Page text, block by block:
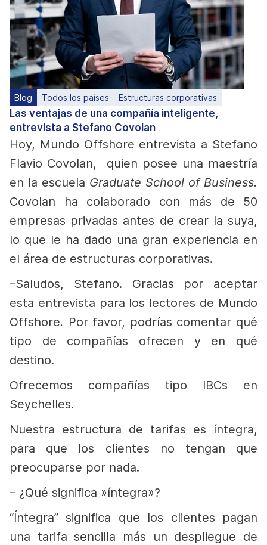
Blog Todos los países Estructuras corporativas
Las ventajas de una compañía inteligente,
entrevista a Stefano Covolan
Hoy, Mundo Offshore entrevista a Stefano
Flavio Covolan, quien posee una maestría
en la escuela Graduate School of Business.
Covolan ha colaborado con más de 50
empresas privadas antes de crear la suya,
lo que le ha dado una gran experiencia en
el área de estructuras corporativas.
–Saludos, Stefano. Gracias por aceptar
esta entrevista para los lectores de Mundo
Offshore. Por favor, podrías comentar qué
tipo de compañías ofrecen y en qué
destino.
Ofrecemos compañías tipo IBCs en
Seychelles.
Nuestra estructura de tarifas es íntegra,
para que los clientes no tengan que
preocuparse por nada.
– ¿Qué significa »íntegra»?
“Íntegra” significa que los clientes pagan
una tarifa sencilla más un despliegue de